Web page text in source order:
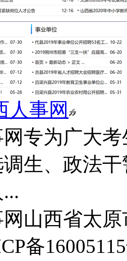
人事网
专为广大
生、政法
山西省太
备